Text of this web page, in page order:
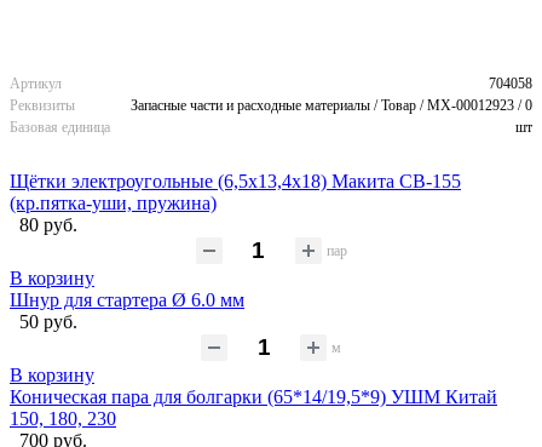
Артикул
704058
Реквизиты
Запасные части и расходные материалы / Товар / MX-00012923 / 0
Базовая единица
шт
Щётки электроугольные (6,5х13,4х18) Макита CB-155
(кр.пятка-уши, пружина)
80 руб.
пар
В корзину
Шнур для стартера Ø 6.0 мм
50 руб.
м
В корзину
Коническая пара для болгарки (65*14/19,5*9) УШМ Китай
150, 180, 230
700 руб.